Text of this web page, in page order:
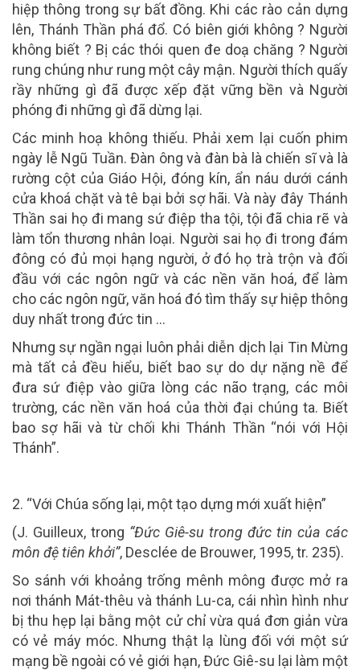
hiệp thông trong sự bất đồng. Khi các rào cản dựng
lên, Thánh Thần phá đổ. Có biên giới không ? Người
không biết ? Bị các thói quen đe doạ chăng ? Người
rung chúng như rung một cây mận. Người thích quấy
rầy những gì đã được xếp đặt vững bền và Người
phóng đi những gì đã dừng lại.
Các minh hoạ không thiếu. Phải xem lại cuốn phim
ngày lễ Ngũ Tuần. Đàn ông và đàn bà là chiến sĩ và là
rường cột của Giáo Hội, đóng kín, ẩn náu dưới cánh
cửa khoá chặt và tê bại bởi sợ hãi. Và này đây Thánh
Thần sai họ đi mang sứ điệp tha tội, tội đã chia rẽ và
làm tổn thương nhân loại. Người sai họ đi trong đám
đông có đủ mọi hạng người, ở đó họ trà trộn và đối
đầu với các ngôn ngữ và các nền văn hoá, để làm
cho các ngôn ngữ, văn hoá đó tìm thấy sự hiệp thông
duy nhất trong đức tin …
Nhưng sự ngần ngại luôn phải diễn dịch lại Tin Mừng
mà tất cả đều hiểu, biết bao sự do dự nặng nề để
đưa sứ điệp vào giữa lòng các não trạng, các môi
trường, các nền văn hoá của thời đại chúng ta. Biết
bao sợ hãi và từ chối khi Thánh Thần “nói với Hội
Thánh”.
2. “Với Chúa sống lại, một tạo dựng mới xuất hiện”
(J. Guilleux, trong “Đức Giê-su trong đức tin của các
môn đệ tiên khởi”, Desclée de Brouwer, 1995, tr. 235).
So sánh với khoảng trống mênh mông được mở ra
nơi thánh Mát-thêu và thánh Lu-ca, cái nhìn hình như
bị thu hẹp lại bằng một cử chỉ vừa quá đơn giản vừa
có vẻ máy móc. Nhưng thật lạ lùng đối với một sứ
mạng bề ngoài có vẻ giới hạn, Đức Giê-su lại làm một